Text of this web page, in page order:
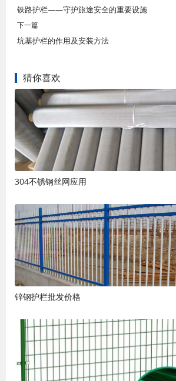
铁路护栏——守护旅途安全的重要设施
下一篇
坑基护栏的作用及安装方法
猜你喜欢
304不锈钢丝网应用
锌钢护栏批发价格